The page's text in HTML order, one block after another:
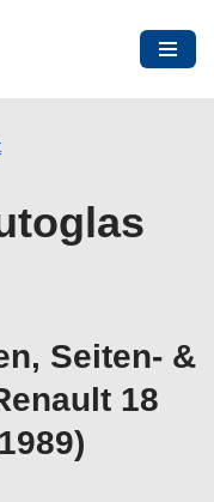
Seiten- &
18